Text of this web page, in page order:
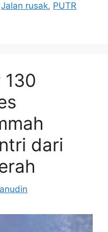
Jalan rusak, PUTR
130
dari